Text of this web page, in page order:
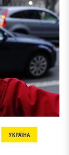
УКРАЇНА